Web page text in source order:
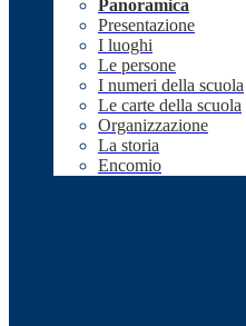
Panoramica
Presentazione
I luoghi
Le persone
I numeri della scuola
Le carte della scuola
Organizzazione
La storia
Encomio